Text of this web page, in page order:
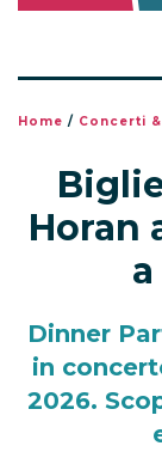
Home / Concerti &
Horan
Dinner
in
2026.